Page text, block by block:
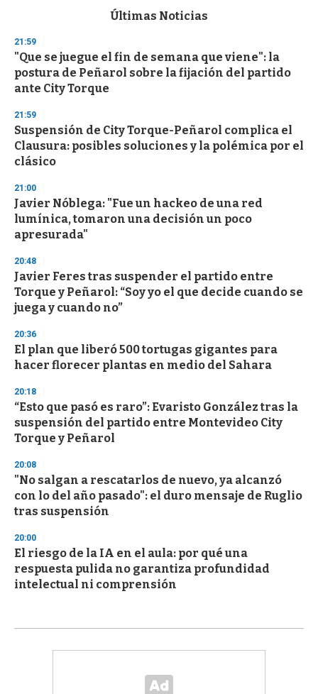
d
s
o
f
3
s
e
c
o
n
Últimas Noticias
21:59
"Que se juegue el fin de semana que viene": la
postura de Peñarol sobre la fijación del partido
ante City Torque
21:59
Suspensión de City Torque-Peñarol complica el
Clausura: posibles soluciones y la polémica por el
clásico
21:00
Javier Nóblega: "Fue un hackeo de una red
lumínica, tomaron una decisión un poco
apresurada"
20:48
Javier Feres tras suspender el partido entre
Torque y Peñarol: “Soy yo el que decide cuando se
juega y cuando no”
20:36
El plan que liberó 500 tortugas gigantes para
hacer florecer plantas en medio del Sahara
20:18
“Esto que pasó es raro”: Evaristo González tras la
suspensión del partido entre Montevideo City
Torque y Peñarol
20:08
"No salgan a rescatarlos de nuevo, ya alcanzó
con lo del año pasado": el duro mensaje de Ruglio
tras suspensión
20:00
El riesgo de la IA en el aula: por qué una
respuesta pulida no garantiza profundidad
intelectual ni comprensión